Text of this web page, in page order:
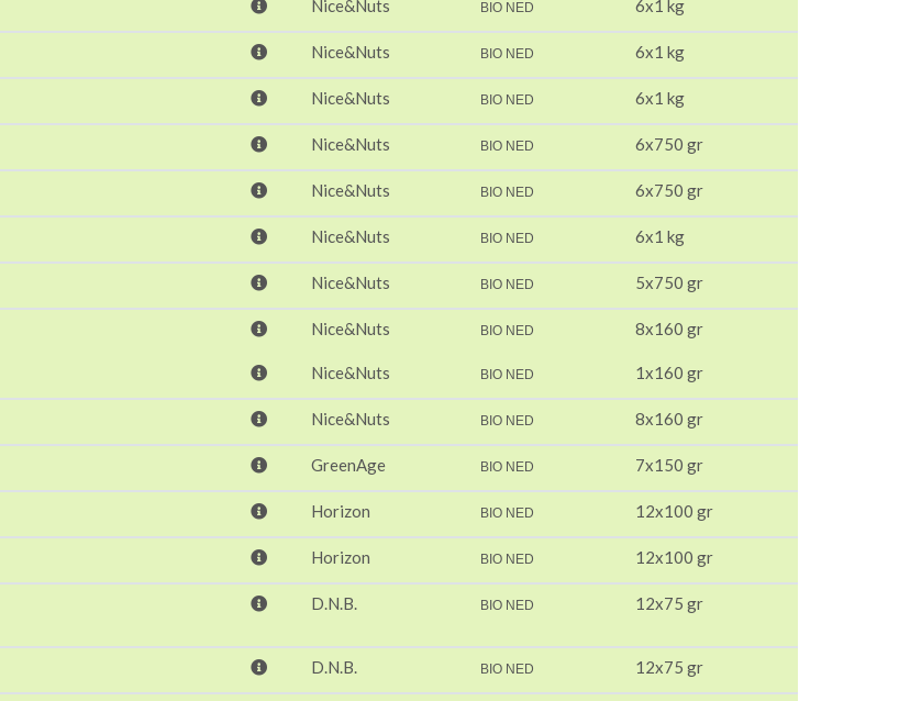
Nice&Nuts BIO NED 6x1 kg
Nice&Nuts BIO NED 6x1 kg
Nice&Nuts BIO NED 6x1 kg
Nice&Nuts BIO NED 6x750 gr
Nice&Nuts BIO NED 6x750 gr
Nice&Nuts BIO NED 6x1 kg
Nice&Nuts BIO NED 5x750 gr
Nice&Nuts BIO NED 8x160 gr
Nice&Nuts BIO NED 1x160 gr
Nice&Nuts BIO NED 8x160 gr
GreenAge BIO NED 7x150 gr
Horizon BIO NED 12x100 gr
Horizon BIO NED 12x100 gr
D.N.B. BIO NED 12x75 gr
D.N.B. BIO NED 12x75 gr